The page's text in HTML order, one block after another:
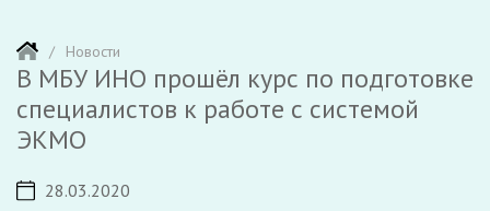
Новости
В МБУ ИНО прошёл курс по подготовке
специалистов к работе с системой
ЭКМО
28.03.2020